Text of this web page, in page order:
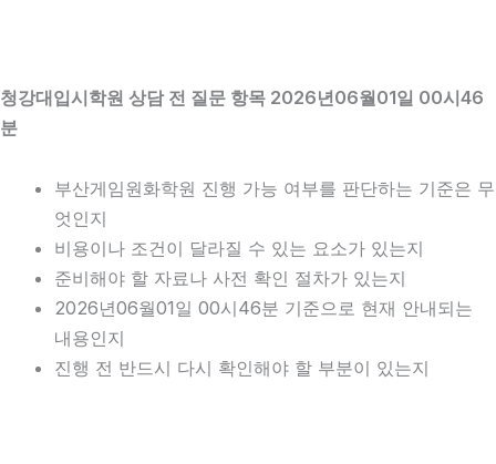
청강대입시학원 상담 전 질문 항목 2026년06월01일 00시46
분
부산게임원화학원 진행 가능 여부를 판단하는 기준은 무
엇인지
비용이나 조건이 달라질 수 있는 요소가 있는지
준비해야 할 자료나 사전 확인 절차가 있는지
2026년06월01일 00시46분 기준으로 현재 안내되는
내용인지
진행 전 반드시 다시 확인해야 할 부분이 있는지